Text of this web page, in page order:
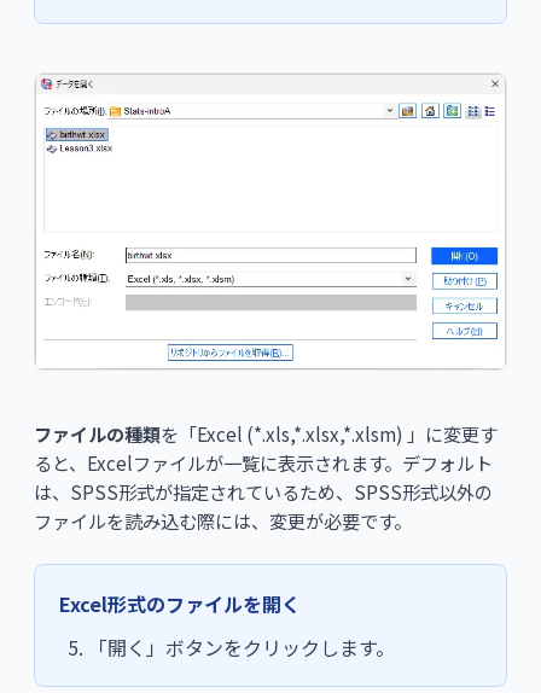
ファイルの種類を「Excel (*.xls,*.xlsx,*.xlsm) 」に変更す
ると、Excelファイルが一覧に表示されます。デフォルト
は、SPSS形式が指定されているため、SPSS形式以外の
ファイルを読み込む際には、変更が必要です。
Excel形式のファイルを開く
「開く」ボタンをクリックします。